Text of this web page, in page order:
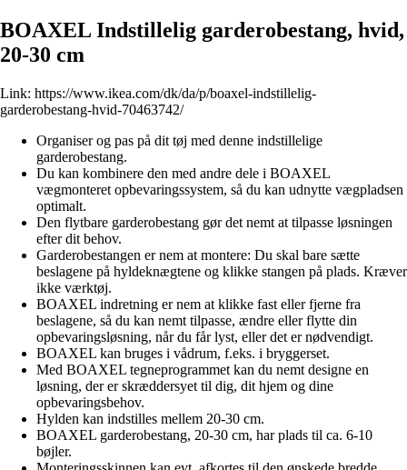
BOAXEL Indstillelig garderobestang, hvid,
20-30 cm
Link: https://www.ikea.com/dk/da/p/boaxel-indstillelig-
garderobestang-hvid-70463742/
Organiser og pas på dit tøj med denne indstillelige
garderobestang.
Du kan kombinere den med andre dele i BOAXEL
vægmonteret opbevaringssystem, så du kan udnytte vægpladsen
optimalt.
Den flytbare garderobestang gør det nemt at tilpasse løsningen
efter dit behov.
Garderobestangen er nem at montere: Du skal bare sætte
beslagene på hyldeknægtene og klikke stangen på plads. Kræver
ikke værktøj.
BOAXEL indretning er nem at klikke fast eller fjerne fra
beslagene, så du kan nemt tilpasse, ændre eller flytte din
opbevaringsløsning, når du får lyst, eller det er nødvendigt.
BOAXEL kan bruges i vådrum, f.eks. i bryggerset.
Med BOAXEL tegneprogrammet kan du nemt designe en
løsning, der er skræddersyet til dig, dit hjem og dine
opbevaringsbehov.
Hylden kan indstilles mellem 20-30 cm.
BOAXEL garderobestang, 20-30 cm, har plads til ca. 6-10
bøjler.